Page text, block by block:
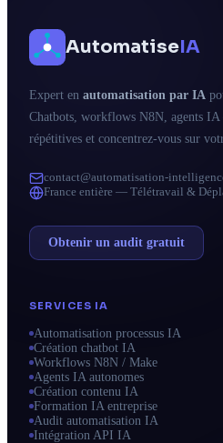
AutomatiseIA
Expert en automatisation par IA
Chatbots, workflows N8N, agents
répétitives et concentrez-vous sur
contact@automatisation-
France entière — Télétravail &
Obtenir un audit gratuit
SERVICES IA
Automatisation processus IA
Création chatbot IA
Workflows N8N / Make
Agents IA autonomes
Création contenu IA
Formation IA entreprise
Audit automatisation IA
Intégration API IA